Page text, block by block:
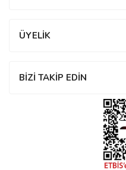
ÜYELİK
BİZİ TAKİP EDİN